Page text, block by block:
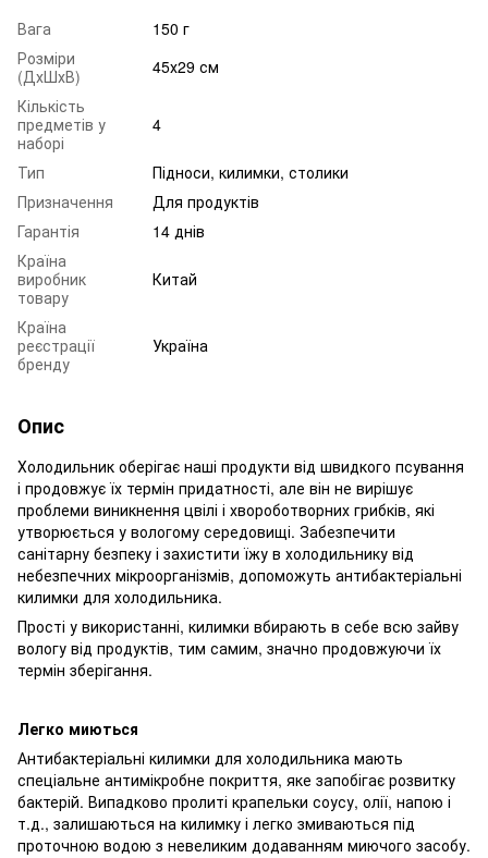
Вага
150 г
Розміри
(ДхШхВ)
45х29 см
Кількість
предметів у
наборі
4
Тип
Підноси, килимки, столики
Призначення
Для продуктів
Гарантія
14 днів
Країна
виробник
товару
Китай
Країна
реєстрації
бренду
Україна
Опис
Холодильник оберігає наші продукти від швидкого псування
і продовжує їх термін придатності, але він не вирішує
проблеми виникнення цвілі і хвороботворних грибків, які
утворюється у вологому середовищі. Забезпечити
санітарну безпеку і захистити їжу в холодильнику від
небезпечних мікроорганізмів, допоможуть антибактеріальні
килимки для холодильника.
Прості у використанні, килимки вбирають в себе всю зайву
вологу від продуктів, тим самим, значно продовжуючи їх
термін зберігання.
Легко миються
Антибактеріальні килимки для холодильника мають
спеціальне антимікробне покриття, яке запобігає розвитку
бактерій. Випадково пролиті крапельки соусу, олії, напою і
т.д., залишаються на килимку і легко змиваються під
проточною водою з невеликим додаванням миючого засобу.